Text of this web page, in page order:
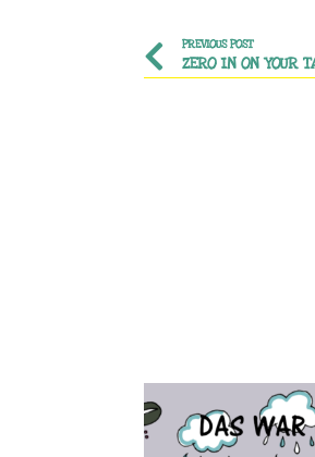
PREVIOUS POST
ZERO IN ON YOUR